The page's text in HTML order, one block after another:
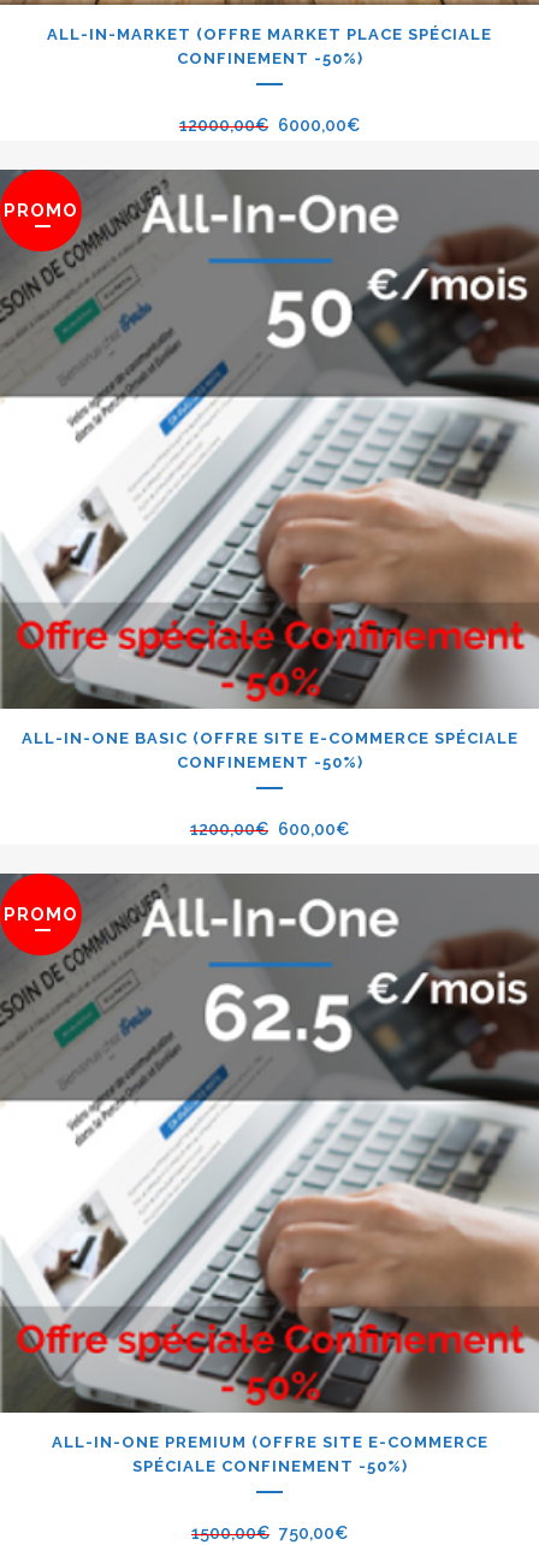
ALL-IN-MARKET (OFFRE MARKET PLACE SPÉCIALE
CONFINEMENT -50%)
12000,00€ 6000,00€
PROMO
ALL-IN-ONE BASIC (OFFRE SITE E-COMMERCE SPÉCIALE
CONFINEMENT -50%)
1200,00€ 600,00€
PROMO
ALL-IN-ONE PREMIUM (OFFRE SITE E-COMMERCE
SPÉCIALE CONFINEMENT -50%)
1500,00€ 750,00€